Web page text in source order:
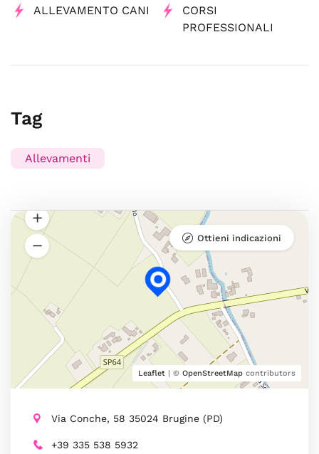
ALLEVAMENTO CANI
CORSI
PROFESSIONALI
Tag
Allevamenti
Leaflet | © OpenStreetMap contributors
Ottieni indicazioni
Via Conche, 58 35024 Brugine (PD)
+39 335 538 5932